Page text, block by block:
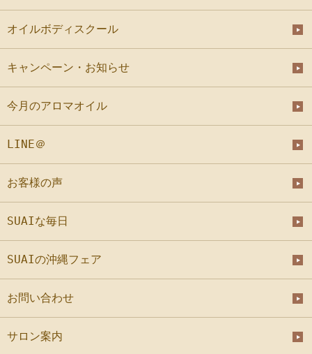
オイルボディスクール
キャンペーン・お知らせ
今月のアロマオイル
LINE＠
お客様の声
SUAIな毎日
SUAIの沖縄フェア
お問い合わせ
サロン案内